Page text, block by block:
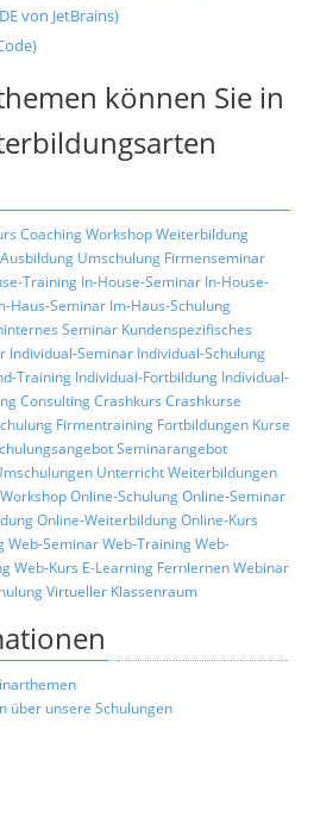
von JetBrains)
können Sie in
CoachingWorkshopWeiterbildung
Ausbildung Umschulung Firmenseminar
Training In-House-Seminar In-House-
Haus-Seminar Im-Haus-Schulung
Seminar Kundenspezifisches
Individual-Seminar Individual-Schulung
Training Individual-Fortbildung Individual-
ConsultingCrashkurs Crashkurse
Firmentraining Fortbildungen Kurse
Seminarangebot
UnterrichtWeiterbildungen
Online-SchulungOnline-Seminar
Online-WeiterbildungOnline-Kurs
Web-SeminarWeb-TrainingWeb-
Web-Kurs E-Learning FernlernenWebinar
Virtueller Klassenraum
über unsere Schulungen